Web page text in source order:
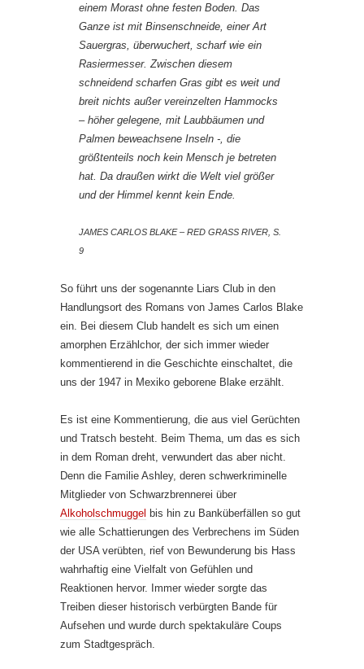
einem Morast ohne festen Boden. Das
Ganze ist mit Binsenschneide, einer Art
Sauergras, überwuchert, scharf wie ein
Rasiermesser. Zwischen diesem
schneidend scharfen Gras gibt es weit und
breit nichts außer vereinzelten Hammocks
– höher gelegene, mit Laubbäumen und
Palmen beweachsene Inseln -, die
größtenteils noch kein Mensch je betreten
hat. Da draußen wirkt die Welt viel größer
und der Himmel kennt kein Ende.
JAMES CARLOS BLAKE – RED GRASS RIVER, S.
9
So führt uns der sogenannte Liars Club in den
Handlungsort des Romans von James Carlos Blake
ein. Bei diesem Club handelt es sich um einen
amorphen Erzählchor, der sich immer wieder
kommentierend in die Geschichte einschaltet, die
uns der 1947 in Mexiko geborene Blake erzählt.
Es ist eine Kommentierung, die aus viel Gerüchten
und Tratsch besteht. Beim Thema, um das es sich
in dem Roman dreht, verwundert das aber nicht.
Denn die Familie Ashley, deren schwerkriminelle
Mitglieder von Schwarzbrennerei über
Alkoholschmuggel bis hin zu Banküberfällen so gut
wie alle Schattierungen des Verbrechens im Süden
der USA verübten, rief von Bewunderung bis Hass
wahrhaftig eine Vielfalt von Gefühlen und
Reaktionen hervor. Immer wieder sorgte das
Treiben dieser historisch verbürgten Bande für
Aufsehen und wurde durch spektakuläre Coups
zum Stadtgespräch.